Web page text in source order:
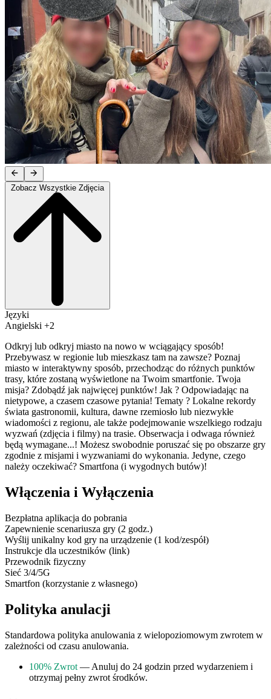
Języki
Angielski +2
Odkryj lub odkryj miasto na nowo w wciągający sposób!
Przebywasz w regionie lub mieszkasz tam na zawsze? Poznaj
miasto w interaktywny sposób, przechodząc do różnych punktów
trasy, które zostaną wyświetlone na Twoim smartfonie. Twoja
misja? Zdobądź jak najwięcej punktów! Jak ? Odpowiadając na
nietypowe, a czasem czasowe pytania! Tematy ? Lokalne rekordy
świata gastronomii, kultura, dawne rzemiosło lub niezwykłe
wiadomości z regionu, ale także podejmowanie wszelkiego rodzaju
wyzwań (zdjęcia i filmy) na trasie. Obserwacja i odwaga również
będą wymagane...! Możesz swobodnie poruszać się po obszarze gry
zgodnie z misjami i wyzwaniami do wykonania. Jedyne, czego
należy oczekiwać? Smartfona (i wygodnych butów)!
Włączenia i Wyłączenia
Bezpłatna aplikacja do pobrania
Zapewnienie scenariusza gry (2 godz.)
Wyślij unikalny kod gry na urządzenie (1 kod/zespół)
Instrukcje dla uczestników (link)
Przewodnik fizyczny
Sieć 3/4/5G
Smartfon (korzystanie z własnego)
Polityka anulacji
Standardowa polityka anulowania z wielopoziomowym zwrotem w
zależności od czasu anulowania.
100% Zwrot — Anuluj do 24 godzin przed wydarzeniem i
otrzymaj pełny zwrot środków.